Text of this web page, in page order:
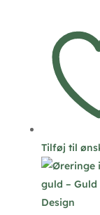
Tilføj til